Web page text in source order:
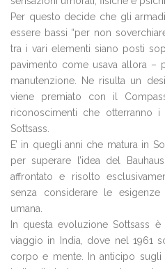
Per questo decide che gli
essere bassi “per non
tra i vari elementi siano posti
pavimento come usava allora –
manutenzione. Ne risulta un
viene premiato con il
riconoscimenti che otterranno
Sottsass.
E’ in quegli anni che matura in
per superare l’idea del
affrontato e risolto
senza considerare le
umana.
In questa evoluzione Sottsass
viaggio in India, dove nel 1961
corpo e mente. In anticipo sugli